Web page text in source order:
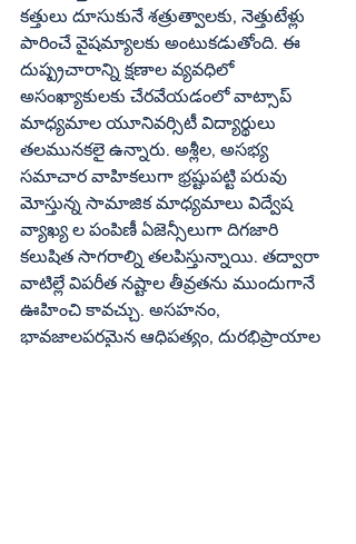
కత్తులు దూసుకునే శత్రుత్వాలకు, నెత్తుటేళ్లు
పారించే వైషమ్యాలకు అంటుకడుతోంది. ఈ
దుష్ప్రచారాన్ని క్షణాల వ్యవధిలో
అసంఖ్యాకులకు చేరవేయడంలో వాట్సాప్‌
మాధ్యమాల యూనివర్సిటీ విద్యార్థులు
తలమునకలై ఉన్నారు. అశ్లీల, అసభ్య
సమాచార వాహికలుగా భ్రష్టుపట్టి పరువు
మోస్తున్న సామాజిక మాధ్యమాలు విద్వేష
వ్యాఖ్య ల పంపిణీ ఏజెన్సీలుగా దిగజారి
కలుషిత సాగరాల్ని తలపిస్తున్నాయి. తద్వారా
వాటిల్లే విపరీత నష్టాల తీవ్రతను ముందుగానే
ఊహించి కావచ్చు. అసహనం,
భావజాలపరమైన ఆధిపత్యం, దురభిప్రాయాల